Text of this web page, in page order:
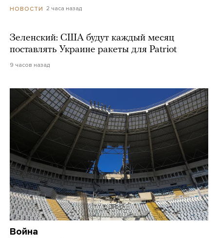
НОВОСТИ 2 часа назад
Зеленский: США будут каждый месяц
поставлять Украине ракеты для Patriot
9 часов назад
Война